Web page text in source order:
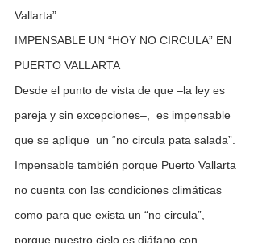
Vallarta”
IMPENSABLE UN “HOY NO CIRCULA” EN
PUERTO VALLARTA
Desde el punto de vista de que –la ley es
pareja y sin excepciones–,  es impensable
que se aplique  un “no circula pata salada”.
Impensable también porque Puerto Vallarta
no cuenta con las condiciones climáticas
como para que exista un “no circula”,
porque nuestro cielo es diáfano con